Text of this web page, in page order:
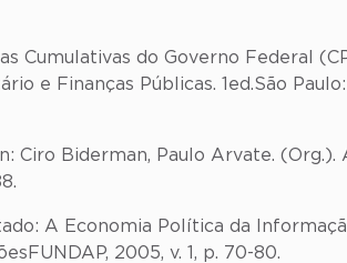
Cumulativas do Governo Federal
e Finanças Públicas. 1ed.São
Ciro Biderman, Paulo Arvate.
A Economia Política da
2005, v. 1, p. 70-80.